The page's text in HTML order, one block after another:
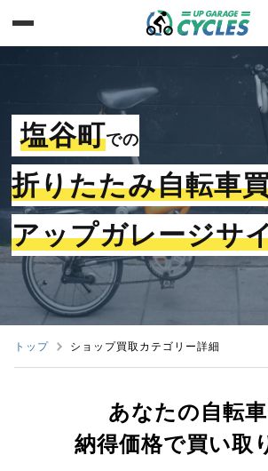
塩谷町での
折りたたみ自転車
アップガレージサ
トップ ショップ買取カテゴリー詳細
あなたの自転車
納得価格で買い取